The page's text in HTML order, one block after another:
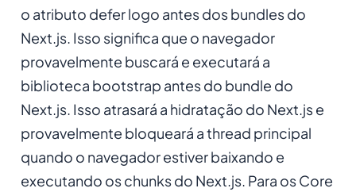
o atributo defer logo antes dos bundles do
Next.js. Isso significa que o navegador
provavelmente buscará e executará a
biblioteca bootstrap antes do bundle do
Next.js. Isso atrasará a hidratação do Next.js e
provavelmente bloqueará a thread principal
quando o navegador estiver baixando e
executando os chunks do Next.js. Para os Core